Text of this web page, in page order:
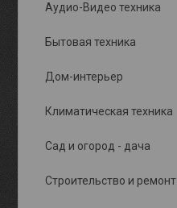
Аудио-Видео техника
Бытовая техника
Дом-интерьер
Климатическая техника
Сад и огород - дача
Строительство и ремонт